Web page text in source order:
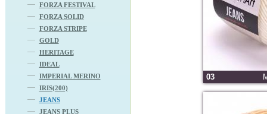
FORZA FESTIVAL
FORZA SOLID
FORZA STRIPE
GOLD
HERITAGE
IDEAL
IMPERIAL MERINO
IRIS(200)
JEANS
JEANS PLUS
03